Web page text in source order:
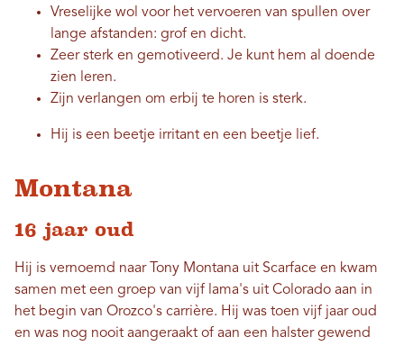
Vreselijke wol voor het vervoeren van spullen over
lange afstanden: grof en dicht.
Zeer sterk en gemotiveerd. Je kunt hem al doende
zien leren.
Zijn verlangen om erbij te horen is sterk.
Hij is een beetje irritant en een beetje lief.
Montana
16 jaar oud
Hij is vernoemd naar Tony Montana uit Scarface en kwam
samen met een groep van vijf lama's uit Colorado aan in
het begin van Orozco's carrière. Hij was toen vijf jaar oud
en was nog nooit aangeraakt of aan een halster gewend